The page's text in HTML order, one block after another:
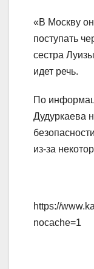
«В Москву
поступать
сестра
идет речь.
По
Дудуркаева
из-за
https://
nocache=1